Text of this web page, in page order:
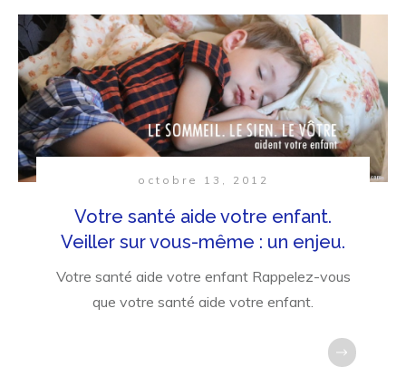
octobre 13, 2012
Votre santé aide votre enfant.
Veiller sur vous-même : un enjeu.
Votre santé aide votre enfant Rappelez-vous
que votre santé aide votre enfant.